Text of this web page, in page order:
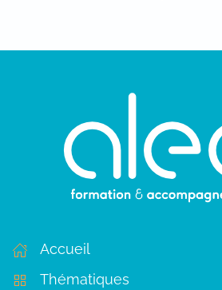
Accueil
Thématiques